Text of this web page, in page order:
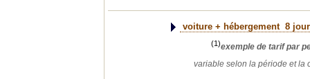
voiture + hébergement 8
(1)exemple de tarif par
variable selon la période et la